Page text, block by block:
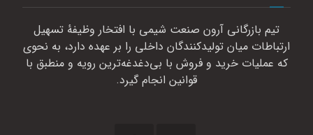
تیم بازرگانی آرون صنعت شیمی با افتخار وظیفهٔ تسهیل
ارتباطات میان تولیدکنندگان داخلی را بر عهده دارد، به نحوی
که عملیات خرید و فروش با بی‌دغدغه‌ترین رویه و منطبق با
قوانین انجام گیرد.